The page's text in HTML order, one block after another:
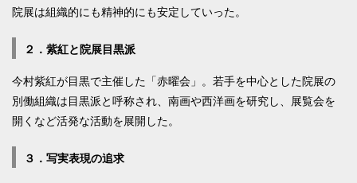
院展は組織的にも精神的にも安定していった。
２．紫紅と院展目黒派
今村紫紅が目黒で主催した「赤曜会」。若手を中心とした院展の
別働組織は目黒派と呼称され、南画や西洋画を研究し、展覧会を
開くなど活発な活動を展開した。
３．写実表現の追求